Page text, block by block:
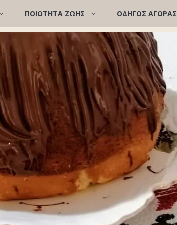
ΠΟΙΌΤΗΤΑ ΖΩΉΣ ΟΔΗΓΟΣ ΑΓΟΡΑΣ